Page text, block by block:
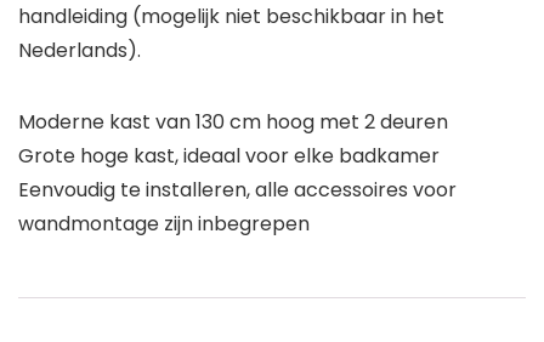
handleiding (mogelijk niet beschikbaar in het
Nederlands).
Moderne kast van 130 cm hoog met 2 deuren
Grote hoge kast, ideaal voor elke badkamer
Eenvoudig te installeren, alle accessoires voor
wandmontage zijn inbegrepen